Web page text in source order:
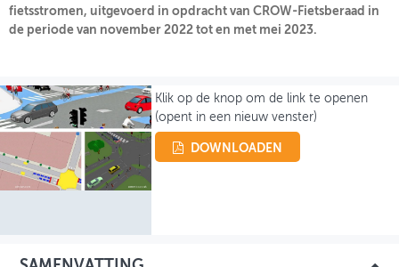
THEMASITES
GEBRUIKER
fietsstromen, uitgevoerd in opdracht van CROW-Fietsberaad in
de periode van november 2022 tot en met mei 2023.
Klik op de knop om de link te openen
(opent in een nieuw venster)
DOWNLOADEN